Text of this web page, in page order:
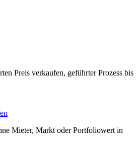
Preis verkaufen, geführter Prozess bis
Mieter, Markt oder Portfoliowert in